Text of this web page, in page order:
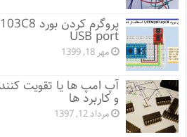
USB port
مهر 18, 1399
آپ امپ ها یا تقویت
و کاربرد ها
مرداد 12, 1397